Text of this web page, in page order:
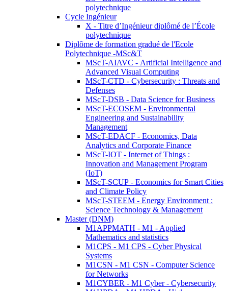
polytechnique
Cycle Ingénieur
X - Titre d’Ingénieur diplômé de l’École
polytechnique
Diplôme de formation gradué de l'Ecole
Polytechnique -MSc&T
MScT-AIAVC - Artificial Intelligence and
Advanced Visual Computing
MScT-CTD - Cybersecurity : Threats and
Defenses
MScT-DSB - Data Science for Business
MScT-ECOSEM - Environmental
Engineering and Sustainability
Management
MScT-EDACF - Economics, Data
Analytics and Corporate Finance
MScT-IOT - Internet of Things :
Innovation and Management Program
(IoT)
MScT-SCUP - Economics for Smart Cities
and Climate Policy
MScT-STEEM - Energy Environment :
Science Technology & Management
Master (DNM)
M1APPMATH - M1 - Applied
Mathematics and statistics
M1CPS - M1 CPS - Cyber Physical
Systems
M1CSN - M1 CSN - Computer Science
for Networks
M1CYBER - M1 Cyber - Cybersecurity